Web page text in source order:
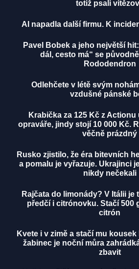
totiž psali
AI napadla další firmu. K
Pavel Bobek a jeho největší
dál, cesto má“ se
Rododendron
Odlehčete v létě svým
vzdušné pánské
Krabička za 125 Kč z
opraváře, jindy stojí 10 000 Kč.
věčně prázdný
Rusko zjistilo, že éra bitevních
a pomalu je vyřazuje. Ukrajinci
nikdy nečekali
Rajčata do limonády? V Itálii je
předčí i citrónovku. Stačí 500
citrón
Kvete i v zimě a stačí mu
žabinec je noční můra
zbavit